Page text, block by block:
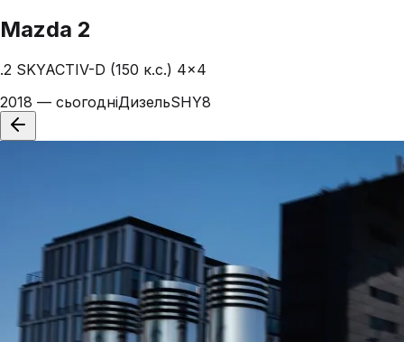
Mazda 2
.2 SKYACTIV-D (150 к.с.) 4x4
2018 — сьогодніДизельSHY8